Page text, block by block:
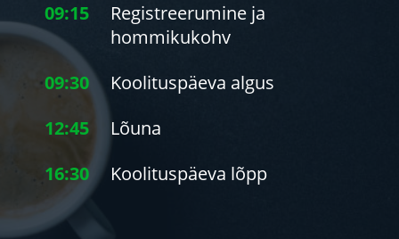
09:15
Registreerumine ja
hommikukohv
09:30
Koolituspäeva algus
12:45
Lõuna
16:30
Koolituspäeva lõpp